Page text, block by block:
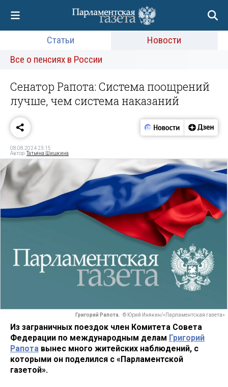
Статьи
Новости
Все о пенсиях в России
Сенатор Рапота: Система поощрений
лучше, чем система наказаний
08.08.2024 23:15
Автор:Татьяна Шишкина
Григорий Рапота. © Юрий Инякин/«Парламентская газета»
Из заграничных поездок член Комитета Совета
Федерации по международным делам Григорий
Рапота вынес много житейских наблюдений, с
которыми он поделился с «Парламентской
газетой».